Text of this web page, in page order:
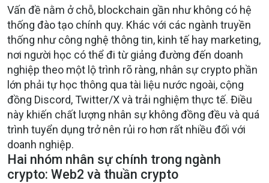
Vấn đề nằm ở chỗ, blockchain gần như không có hệ
thống đào tạo chính quy. Khác với các ngành truyền
thống như công nghệ thông tin, kinh tế hay marketing,
nơi người học có thể đi từ giảng đường đến doanh
nghiệp theo một lộ trình rõ ràng, nhân sự crypto phần
lớn phải tự học thông qua tài liệu nước ngoài, cộng
đồng Discord, Twitter/X và trải nghiệm thực tế. Điều
này khiến chất lượng nhân sự không đồng đều và quá
trình tuyển dụng trở nên rủi ro hơn rất nhiều đối với
doanh nghiệp.
Hai nhóm nhân sự chính trong ngành
crypto: Web2 và thuần crypto